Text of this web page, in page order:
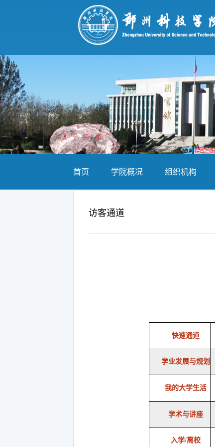
首页 学院概况 组织机构
访客通道
快速通道
学业发展与规划
我的大学生活
学术与讲座
入学/离校